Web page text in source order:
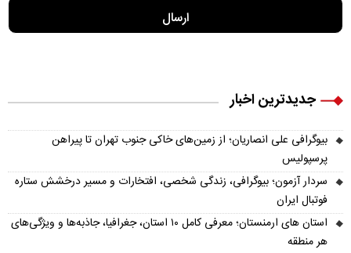
جدیدترین اخبار
بیوگرافی علی انصاریان؛ از زمین‌های خاکی جنوب تهران تا پیراهن
پرسپولیس
سردار آزمون؛ بیوگرافی، زندگی شخصی، افتخارات و مسیر درخشش ستاره
فوتبال ایران
استان های ارمنستان؛ معرفی کامل ۱۰ استان، جغرافیا، جاذبه‌ها و ویژگی‌های
هر منطقه